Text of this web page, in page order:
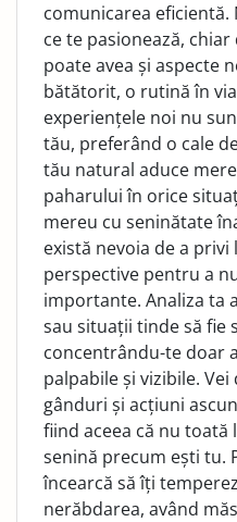
comunicarea
ce te pasionează,
poate avea și aspecte
bătătorit, o rutină în
experiențele noi nu
tău, preferând o cale
tău natural aduce
paharului în orice
mereu cu seninătate
există nevoia de a
perspective pentru a
importante. Analiza ta
sau situații tinde să fie
concentrându-te doar
palpabile și vizibile.
gânduri și acțiuni
fiind aceea că nu toată
senină precum ești tu.
încearcă să îți
nerăbdarea, având